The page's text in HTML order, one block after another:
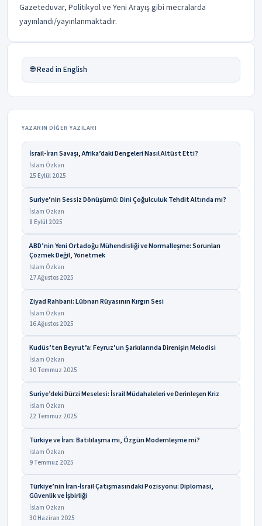
Gazeteduvar, Politikyol ve Yeni Arayış gibi mecralarda
yayınlandı/yayınlanmaktadır.
🌐 Read in English
YAZARIN DIĞER YAZILARI
İsrail-İran Savaşı, Afrika’daki Dengeleri Nasıl Altüst Etti?
İslam Özkan
25 Eylül 2025
Suriye’nin Sessiz Dönüşümü: Dini Çoğulculuk Tehdit Altında mı?
İslam Özkan
8 Eylül 2025
ABD’nin Yeni Ortadoğu Mühendisliği ve Normalleşme: Sorunları
Çözmek Değil, Yönetmek
İslam Özkan
27 Ağustos 2025
Ziyad Rahbani: Lübnan Rüyasının Kırgın Sesi
İslam Özkan
16 Ağustos 2025
Kudüs’ten Beyrut’a: Feyruz’un Şarkılarında Direnişin Melodisi
İslam Özkan
30 Temmuz 2025
Suriye’deki Dürzi Meselesi: İsrail Müdahaleleri ve Derinleşen Kriz
İslam Özkan
22 Temmuz 2025
Türkiye ve İran: Batılılaşma mı, Özgün Modernleşme mi?
İslam Özkan
9 Temmuz 2025
Türkiye’nin İran-İsrail Çatışmasındaki Pozisyonu: Diplomasi,
Güvenlik ve İşbirliği
İslam Özkan
30 Haziran 2025